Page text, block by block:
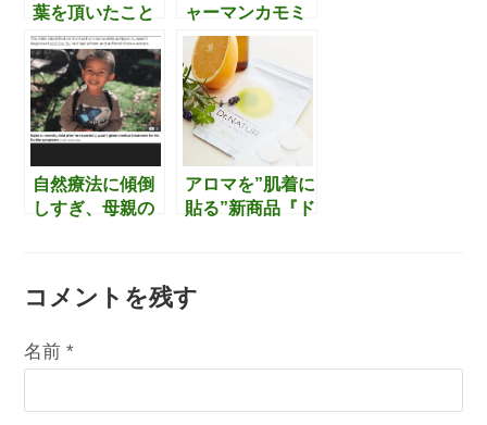
葉を頂いたこと
をきっかけに、
枇杷の葉の活用
方法について調
べてみました。
ャーマンカモミ
ールが咲き誇る
長野県「カミツ
レの里」を運営
するのは東京の
印刷会社。誕生
のストーリー・
込められた想い
が興味深いで
自然療法に傾倒
しすぎ、母親の
死亡した事例に
アロマを”肌着に
貼る”新商品『ド
名前 (必須)メールアドレス (必須)サイト
コメントを残す
名前*